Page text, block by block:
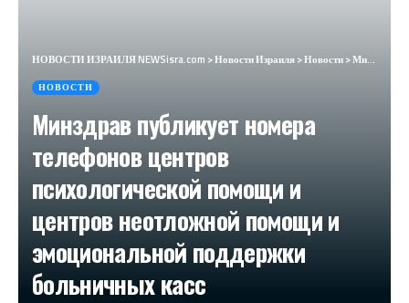
НОВОСТИ ИЗРАИЛЯ NEWSisra.com >Новости Израиля>Новости>Минздрав публикует номера телефонов центров психологической помощи и центров неотложной помощи и эмоциональной поддержки больничных касс
НОВОСТИ
Минздрав публикует номера
телефонов центров
психологической помощи и
центров неотложной помощи и
эмоциональной поддержки
больничных касс